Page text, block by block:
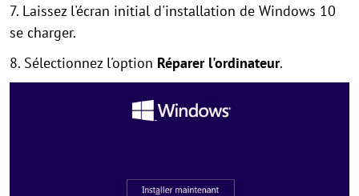
7. Laissez l'écran initial d'installation de Windows 10
se charger.
8. Sélectionnez l'option Réparer l'ordinateur.